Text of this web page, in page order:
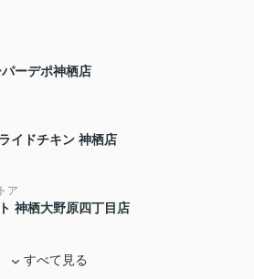
ーデポ神栖店
イドチキン 神栖店
ア
神栖大野原四丁目店
すべて見る